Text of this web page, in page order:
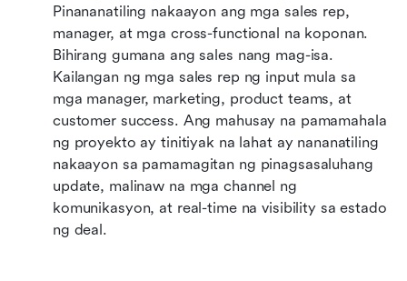
Pinananatiling nakaayon ang mga sales rep,
manager, at mga cross-functional na koponan.
Bihirang gumana ang sales nang mag-isa.
Kailangan ng mga sales rep ng input mula sa
mga manager, marketing, product teams, at
customer success. Ang mahusay na pamamahala
ng proyekto ay tinitiyak na lahat ay nananatiling
nakaayon sa pamamagitan ng pinagsasaluhang
update, malinaw na mga channel ng
komunikasyon, at real-time na visibility sa estado
ng deal.